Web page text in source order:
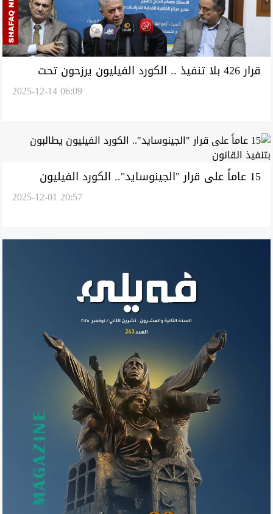
قرار 426 بلا تنفيذ .. الكورد الفيليون يرزحون تحت
2025-12-14 06:09
15 عاماً على قرار "الجينوسايد".. الكورد الفيليون
2025-12-01 20:57